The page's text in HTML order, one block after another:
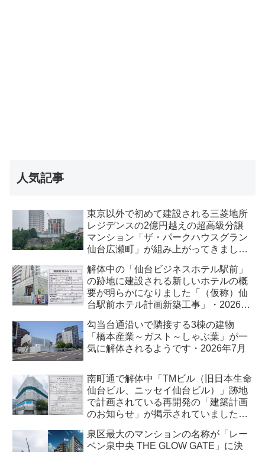
人気記事
東京以外で初めて建設される三菱地所
レジデンスの2億円越えの超高級分譲
マンション「ザ・パークハウスグラン
仙台広瀬町」が組み上がってきまし
解体中の「仙台ビジネスホテル駅前」
の跡地に建設される新しいホテルの概
要が明らかになりました「（仮称）仙
台駅前ホテル計画新築工事」・2026年
勾当台通沿いで隣接する3棟の建物
「橋本産業～ガスト～しゃぶ葉」が一
気に解体されるようです・2026年7月
南町通で解体中「TMビル（旧日本生命
仙台ビル、ニッセイ仙台ビル）」跡地
で計画されている再開発の「建築計画
のお知らせ」が掲示されていました・
泉区最大のマンションの名称が「レー
ベン泉中央 THE GLOW GATE」に決